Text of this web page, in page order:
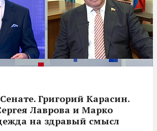
Григорий Карасин.
Лаврова и Марко
на здравый смысл